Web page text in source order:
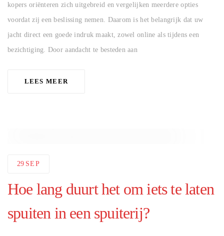
kopers oriënteren zich uitgebreid en vergelijken meerdere opties
voordat zij een beslissing nemen. Daarom is het belangrijk dat uw
jacht direct een goede indruk maakt, zowel online als tijdens een
bezichtiging. Door aandacht te besteden aan
LEES MEER
29 SEP
Hoe lang duurt het om iets te laten
spuiten in een spuiterij?